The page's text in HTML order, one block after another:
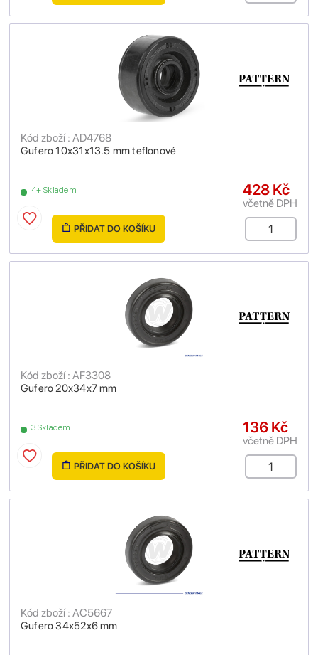
Gufero 10x31x13.5 mm teflonové
Kód zboží : AD4768
4+ Skladem 428 Kč
včetně DPH
PŘIDAT DO KOŠÍKU
Gufero 20x34x7 mm
Kód zboží : AF3308
3 Skladem 136 Kč
včetně DPH
PŘIDAT DO KOŠÍKU
Gufero 34x52x6 mm
Kód zboží : AC5667